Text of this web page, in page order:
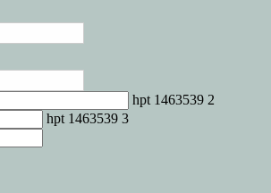
hpt 1463539 2
hpt 1463539 3